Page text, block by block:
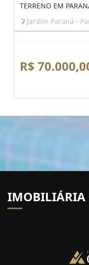
TERRENO EM
Jardim Paraná -
R$
IMOBILIÁRIA